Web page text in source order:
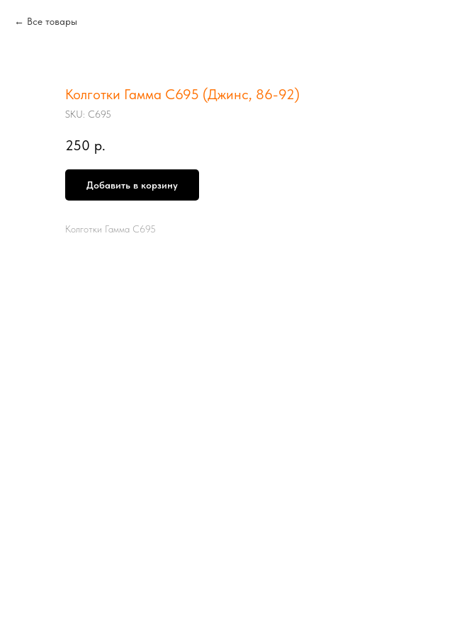
Все товары
Колготки Гамма С695 (Джинс, 86-92)
SKU: С695
250 р.
Добавить в корзину
Колготки Гамма С695